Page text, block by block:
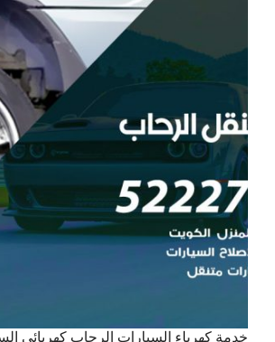
خدمة كهرباء السيارات الرحاب كهربائي